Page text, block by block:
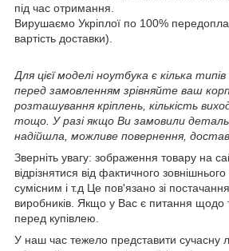
під час отримання.
Вирушаємо Укріплої по 100%
вартість доставки).
Для цієї моделі ноутбука є кілька
перед замовленням зрівняйте ваш
розташування кріплень, кількість
тощо. У разі якщо Ви замовили
надійшла, можливе повернення,
Зверніть увагу: зображення товару на
відрізнятися від фактичного
сумісним і т.д Це пов'язано зі
виробників. Якщо у Вас є питання щодо
перед купівлею.
У наш час тежело представити сучасну